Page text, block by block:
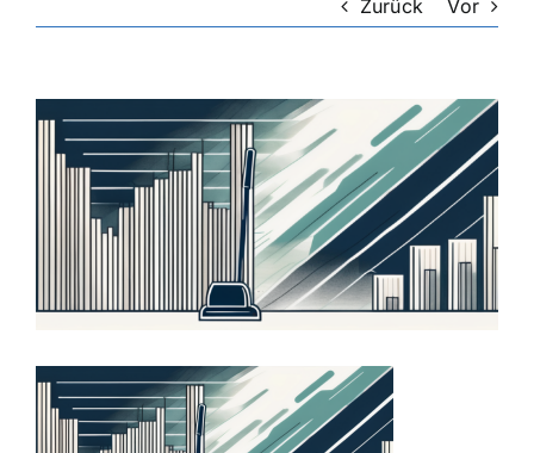
Zurück Vor
Zeige
grösseres
Bild